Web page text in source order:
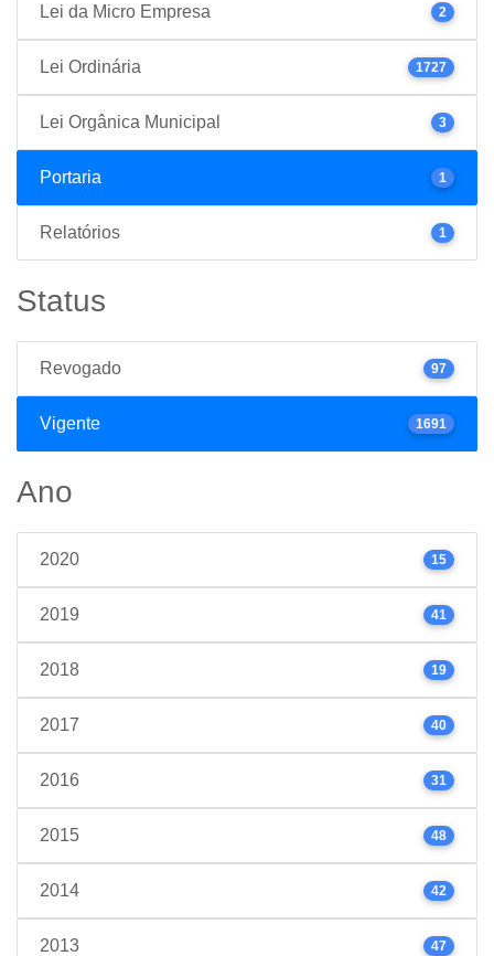
Lei da Micro Empresa 2
Lei Ordinária 1727
Lei Orgânica Municipal 3
Portaria 1
Relatórios 1
Status
Revogado 97
Vigente 1691
Ano
2020 15
2019 41
2018 19
2017 40
2016 31
2015 48
2014 42
2013 47